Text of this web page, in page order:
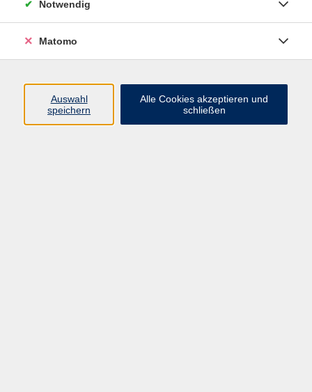
Erich-Kästner-Str. 5
65232 Taunusstein
info@vhs-rtk.de
Tel: 06128-92770
Notwendig
Matomo
Auswahl
speichern
Alle Cookies akzeptieren und
schließen